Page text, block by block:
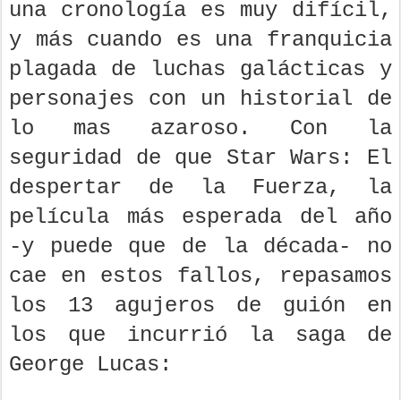
una cronología es muy difícil,
y más cuando es una franquicia
plagada de luchas galácticas y
personajes con un historial de
lo mas azaroso. Con la
seguridad de que Star Wars: El
despertar de la Fuerza, la
película más esperada del año
-y puede que de la década- no
cae en estos fallos, repasamos
los 13 agujeros de guión en
los que incurrió la saga de
George Lucas: